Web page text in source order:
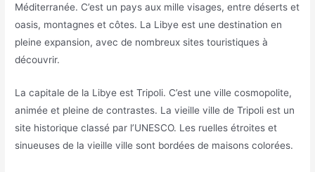
Méditerranée. C’est un pays aux mille visages, entre déserts et
oasis, montagnes et côtes. La Libye est une destination en
pleine expansion, avec de nombreux sites touristiques à
découvrir.
La capitale de la Libye est Tripoli. C’est une ville cosmopolite,
animée et pleine de contrastes. La vieille ville de Tripoli est un
site historique classé par l’UNESCO. Les ruelles étroites et
sinueuses de la vieille ville sont bordées de maisons colorées.